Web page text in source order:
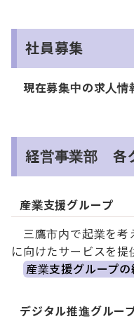
社員募集
現在募集中の求人情
経営事業部 各
産業支援グループ
三鷹市内で起業を考
に向けたサービスを提
産業支援グループの
デジタル推進グルー